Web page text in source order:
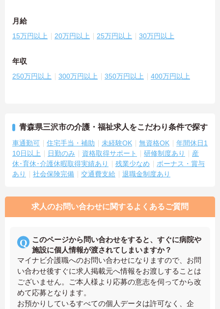
月給
15万円以上 20万円以上 25万円以上 30万円以上
年収
250万円以上 300万円以上 350万円以上 400万円以上
青森県三沢市の介護・福祉求人をこだわり条件で探す
車通勤可 住宅手当・補助 未経験OK 無資格OK
年間休日1
10日以上
日勤のみ 資格取得サポート 研修制度あり
産
休･育休･介護休暇取得実績あり
残業少なめ
ボーナス・賞与
あり
社会保険完備 交通費支給 退職金制度あり
求人のお問い合わせに関するよくあるご質問
このページから問い合わせをすると、すぐに病院や
施設に個人情報が渡されてしまいますか？
マイナビ介護職へのお問い合わせになりますので、お問
い合わせ後すぐに求人掲載元へ情報をお渡しすることは
ございません。ご本人様より応募の意志を伺ってから改
めて応募となります。
お預かりしているすべての個人データは許可なく、企